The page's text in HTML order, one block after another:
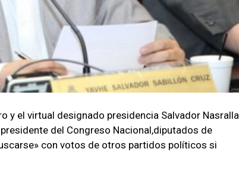
y el virtual designado presidencia Salvador Nasralla
del Congreso Nacional,diputados de
con votos de otros partidos políticos si